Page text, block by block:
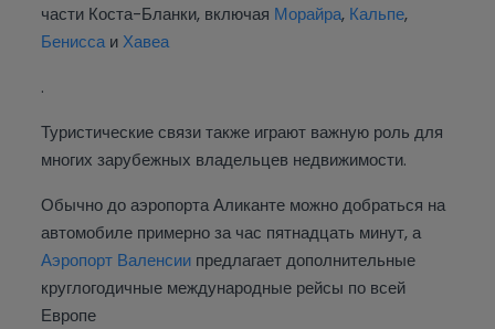
части Коста-Бланки, включая Морайра, Кальпе,
БениссаиХавеа
.
Туристические связи также играют важную роль для
многих зарубежных владельцев недвижимости.
Обычно до аэропорта Аликанте можно добраться на
автомобиле примерно за час пятнадцать минут, а
Аэропорт Валенсии предлагает дополнительные
круглогодичные международные рейсы по всей
Европе